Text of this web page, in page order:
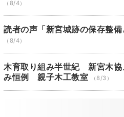
（8/4）
読者の声「新宮城跡の保存整備
（8/4）
木育取り組み半世紀 新宮木
み恒例 親子木工教室
（8/3）